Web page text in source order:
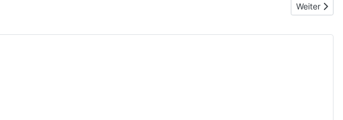
Nächster
Weiter